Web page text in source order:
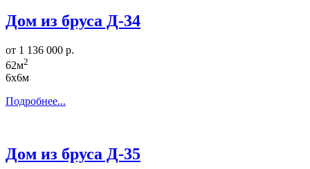
Дом из бруса Д-34
от 1 136 000 р.
62м2
6х6м
Подробнее...
Дом из бруса Д-35